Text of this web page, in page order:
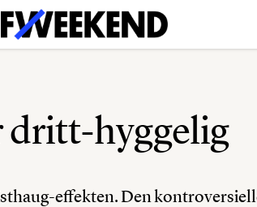
dritt-hyggelig
effekten. Den